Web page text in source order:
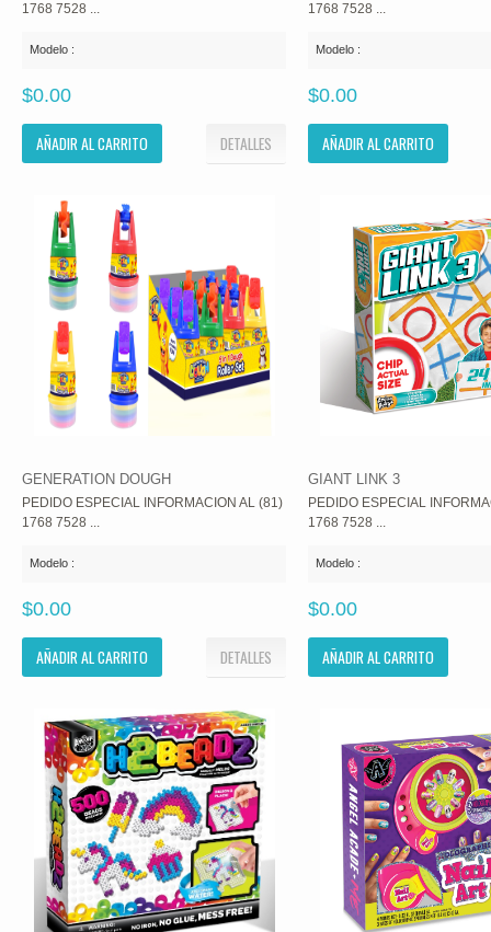
1768 7528 ...
Modelo :
$0.00
DETALLES
AÑADIR AL CARRITO
1768 7528 ...
Modelo :
$0.00
AÑADIR AL CARRITO
GENERATION DOUGH
PEDIDO ESPECIAL INFORMACION AL (81)
1768 7528 ...
Modelo :
$0.00
DETALLES
AÑADIR AL CARRITO
GIANT LINK 3
PEDIDO ESPECIAL
1768 7528 ...
Modelo :
$0.00
AÑADIR AL CARRITO